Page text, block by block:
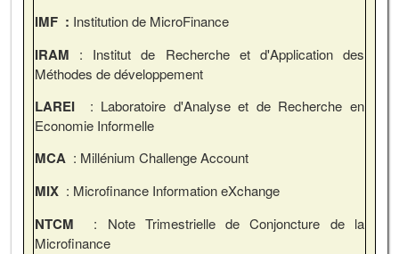
IMF : Institution de MicroFinance
IRAM : Institut de Recherche et d'Application des
Méthodes de développement
LAREI: Laboratoire d'Analyse et de Recherche en
Economie Informelle
MCA : Millénium Challenge Account
MIX: Microfinance Information eXchange
NTCM : Note Trimestrielle de Conjoncture de la
Microfinance